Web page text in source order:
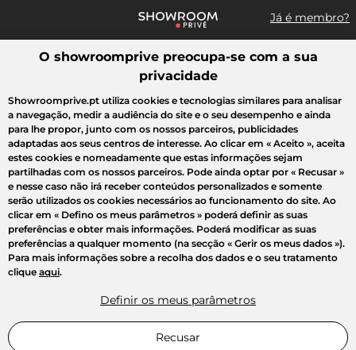
Já é membro?
Pesquisar uma marca, um artigo, uma venda...
Todas as vendas Moda Desporto Casa Criança Beleza
O showroomprive preocupa-se com a sua
privacidade
Showroomprive.pt utiliza cookies e tecnologias similares para analisar
a navegação, medir a audiência do site e o seu desempenho e ainda
para lhe propor, junto com os nossos parceiros, publicidades
adaptadas aos seus centros de interesse. Ao clicar em « Aceito », aceita
estes cookies e nomeadamente que estas informações sejam
partilhadas com os nossos parceiros. Pode ainda optar por « Recusar »
e nesse caso não irá receber conteúdos personalizados e somente
serão utilizados os cookies necessários ao funcionamento do site. Ao
clicar em « Defino os meus parâmetros » poderá definir as suas
preferências e obter mais informações. Poderá modificar as suas
preferências a qualquer momento (na secção « Gerir os meus dados »).
Para mais informações sobre a recolha dos dados e o seu tratamento
clique aqui.
Definir os meus parâmetros
Recusar